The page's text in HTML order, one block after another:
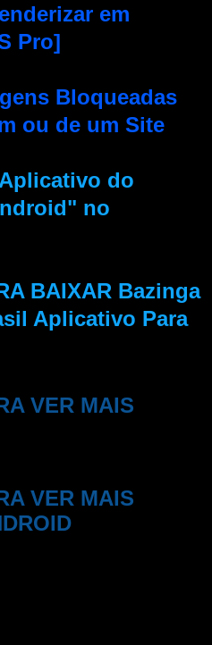
em
Pro]
Bloqueadas
ou de um Site
do
no
BAIXAR Bazinga
Aplicativo Para
VER MAIS
VER MAIS